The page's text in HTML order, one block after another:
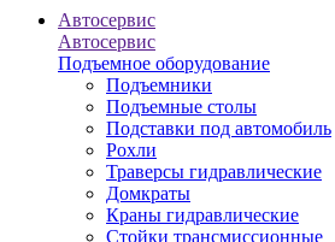
Автосервис
Автосервис
Подъемное оборудование
Подъемники
Подъемные столы
Подставки под автомобиль
Рохли
Траверсы гидравлические
Домкраты
Краны гидравлические
Стойки трансмиссионные